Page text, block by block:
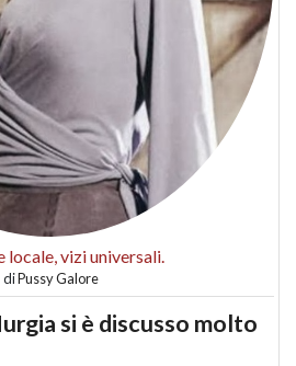
locale, vizi universali.
diPussy Galore
si è discusso molto